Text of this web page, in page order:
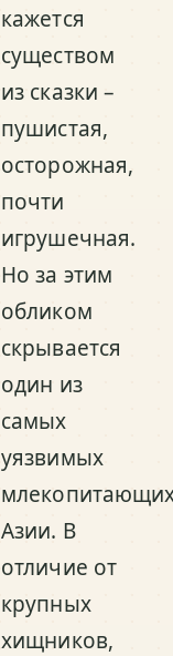
кажется
существом
из сказки –
пушистая,
осторожная,
почти
игрушечная.
Но за этим
обликом
скрывается
один из
самых
уязвимых
Азии. В
отличие от
крупных
хищников,